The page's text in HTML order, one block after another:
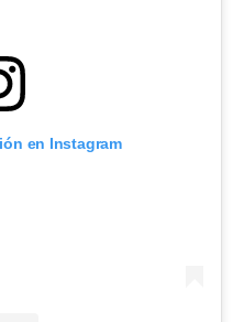
en Instagram